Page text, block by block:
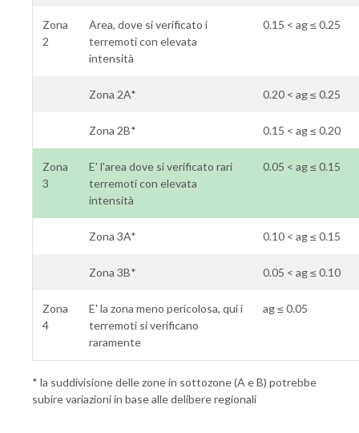
Zona
2
Area, dove si verificato i
terremoti con elevata
intensità
0.15 < ag ≤ 0.25
Zona 2A* 0.20 < ag ≤ 0.25
Zona 2B* 0.15 < ag ≤ 0.20
Zona
3
E' l'area dove si verificato rari
terremoti con elevata
intensità
0.05 < ag ≤ 0.15
Zona 3A* 0.10 < ag ≤ 0.15
Zona 3B* 0.05 < ag ≤ 0.10
Zona
4
E' la zona meno pericolosa, qui i
terremoti si verificano
raramente
ag ≤ 0.05
* la suddivisione delle zone in sottozone (A e B) potrebbe
subire variazioni in base alle delibere regionali